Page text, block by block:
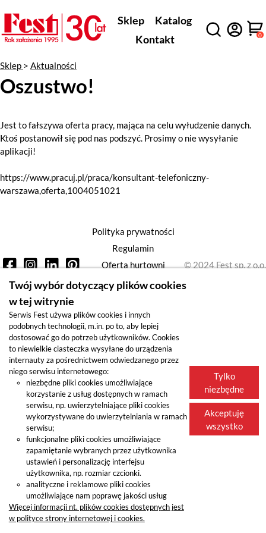
Sklep
Katalog
Kontakt
0
Sklep > Aktualności
Oszustwo!
Jest to fałszywa oferta pracy, mająca na celu wyłudzenie danych.
Ktoś postanowił się pod nas podszyć. Prosimy o nie wysyłanie
aplikacji!
https://www.pracuj.pl/praca/konsultant-telefoniczny-
warszawa,oferta,1004051021
Polityka prywatności
Regulamin
Oferta hurtowni
Nasi przedstawiciele
© 2024 Fest sp. z o.o.
Twój wybór dotyczący plików cookies
w tej witrynie
Serwis Fest używa plików cookies i innych
podobnych technologii, m.in. po to, aby lepiej
dostosować go do potrzeb użytkowników. Cookies
to niewielkie ciasteczka wysyłane do urządzenia
internauty za pośrednictwem odwiedzanego przez
niego serwisu internetowego:
niezbędne pliki cookies umożliwiające
korzystanie z usług dostępnych w ramach
serwisu, np. uwierzytelniające pliki cookies
wykorzystywane do uwierzytelniania w ramach
serwisu;
funkcjonalne pliki cookies umożliwiające
zapamiętanie wybranych przez użytkownika
ustawień i personalizację interfejsu
użytkownika, np. rozmiar czcionki.
analityczne i reklamowe pliki cookies
umożliwiające nam poprawę jakości usług
Więcej informacji nt. plików cookies dostępnych jest
w polityce strony internetowej i cookies.
Tylko
niezbędne
Akceptuję
wszystko